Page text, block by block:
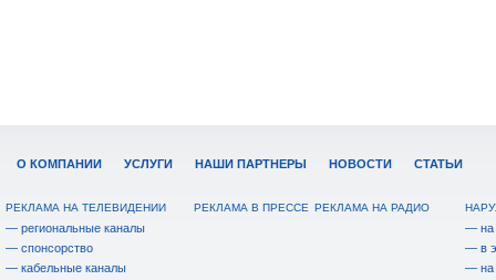
О КОМПАНИИ УСЛУГИ НАШИ ПАРТНЕРЫ НОВОСТИ СТАТЬИ
РЕКЛАМА НА ТЕЛЕВИДЕНИИ
— региональные каналы
— спонсорство
— кабельные каналы
РЕКЛАМА В ПРЕССЕ РЕКЛАМА НА РАДИО
— на
— в
— на